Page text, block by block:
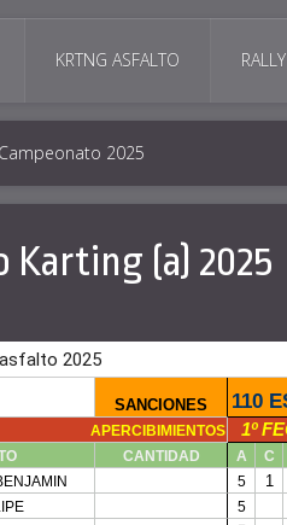
KRTNG ASFALTO RALLY
Campeonato 2025
Karting (a) 2025